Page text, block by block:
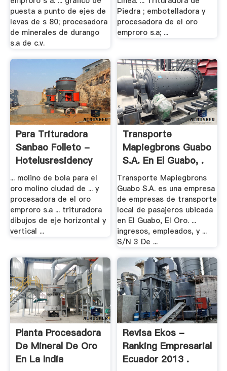
puesta a punto de ejes de
levas de s 80; procesadora
de minerales de durango
s.a de c.v.
Piedra ; embotelladora y
procesadora de el oro
emproro s.a; ...
Para Trituradora
Sanbao Folleto -
Hotelusresidency
... molino de bola para el
oro molino ciudad de ... y
procesadora de el oro
emproro s.a ... trituradora
dibujos de eje horizontal y
vertical ...
Transporte
Mapiegbrons Guabo
S.A. En El Guabo, .
Transporte Mapiegbrons
Guabo S.A. es una empresa
de empresas de transporte
local de pasajeros ubicada
en El Guabo, El Oro. ...
ingresos, empleados, y ...
S/N 3 De ...
Planta Procesadora
De Mineral De Oro
En La India
Revisa Ekos -
Ranking Empresarial
Ecuador 2013 .